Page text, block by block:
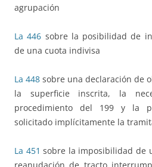
agrupación
La 446 sobre la posibilidad de
de una cuota indivisa
La 448 sobre una declaración de
la superficie inscrita, la
procedimiento del 199 y la
solicitado implícitamente la
La 451 sobre la imposibilidad de